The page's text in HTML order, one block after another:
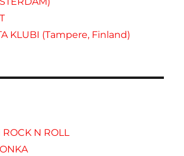
KLUBI (Tampere, Finland)
N ROLL